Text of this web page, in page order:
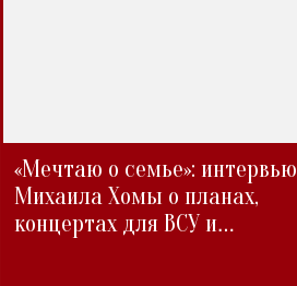
«Мечтаю о семье»: интервью
Михаила Хомы о планах,
концертах для ВСУ и